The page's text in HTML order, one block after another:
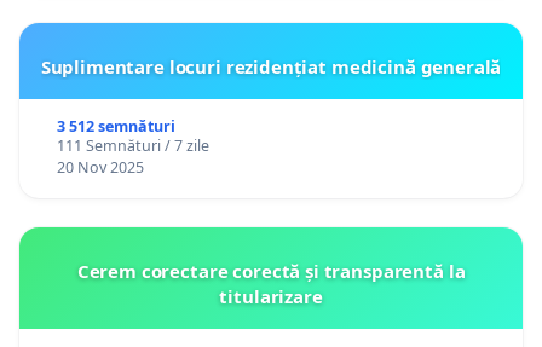
Suplimentare locuri rezidențiat medicină generală
3 512 semnături
111 Semnături / 7 zile
20 Nov 2025
Cerem corectare corectă și transparentă la
titularizare